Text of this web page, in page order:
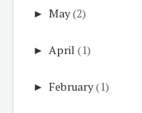
► May(2)
► April (1)
► February(1)